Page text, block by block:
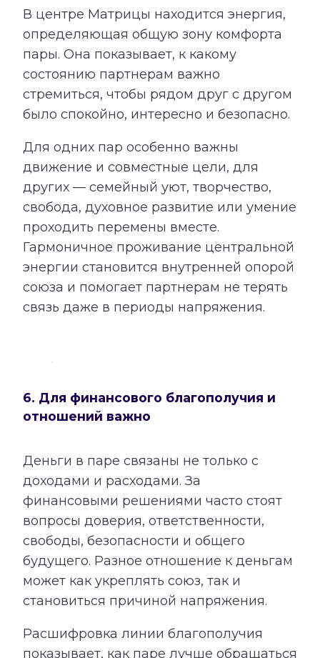
В центре Матрицы находится энергия,
определяющая общую зону комфорта
пары. Она показывает, к какому
состоянию партнерам важно
стремиться, чтобы рядом друг с другом
было спокойно, интересно и безопасно.
Для одних пар особенно важны
движение и совместные цели, для
других — семейный уют, творчество,
свобода, духовное развитие или умение
проходить перемены вместе.
Гармоничное проживание центральной
энергии становится внутренней опорой
союза и помогает партнерам не терять
связь даже в периоды напряжения.
6. Для финансового благополучия и
отношений важно
Деньги в паре связаны не только с
доходами и расходами. За
финансовыми решениями часто стоят
вопросы доверия, ответственности,
свободы, безопасности и общего
будущего. Разное отношение к деньгам
может как укреплять союз, так и
становиться причиной напряжения.
Расшифровка линии благополучия
показывает, как паре лучше обращаться